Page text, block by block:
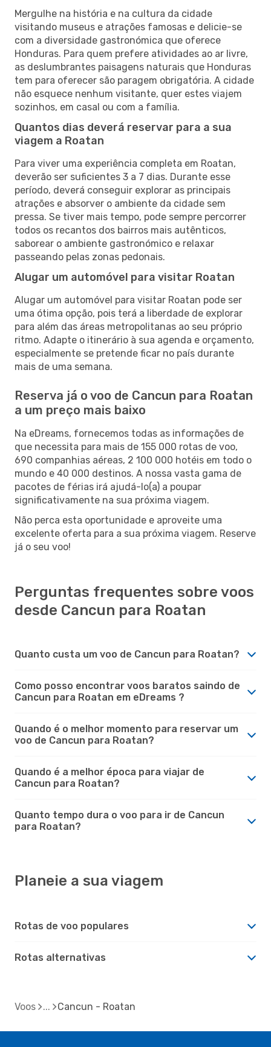
Mergulhe na história e na cultura da cidade
visitando museus e atrações famosas e delicie-se
com a diversidade gastronómica que oferece
Honduras. Para quem prefere atividades ao ar livre,
as deslumbrantes paisagens naturais que Honduras
tem para oferecer são paragem obrigatória. A cidade
não esquece nenhum visitante, quer estes viajem
sozinhos, em casal ou com a família.
Quantos dias deverá reservar para a sua
viagem a Roatan
Para viver uma experiência completa em Roatan,
deverão ser suficientes 3 a 7 dias. Durante esse
período, deverá conseguir explorar as principais
atrações e absorver o ambiente da cidade sem
pressa. Se tiver mais tempo, pode sempre percorrer
todos os recantos dos bairros mais autênticos,
saborear o ambiente gastronómico e relaxar
passeando pelas zonas pedonais.
Alugar um automóvel para visitar Roatan
Alugar um automóvel para visitar Roatan pode ser
uma ótima opção, pois terá a liberdade de explorar
para além das áreas metropolitanas ao seu próprio
ritmo. Adapte o itinerário à sua agenda e orçamento,
especialmente se pretende ficar no país durante
mais de uma semana.
Reserva já o voo de Cancun para Roatan
a um preço mais baixo
Na eDreams, fornecemos todas as informações de
que necessita para mais de 155 000 rotas de voo,
690 companhias aéreas, 2 100 000 hotéis em todo o
mundo e 40 000 destinos. A nossa vasta gama de
pacotes de férias irá ajudá-lo(a) a poupar
significativamente na sua próxima viagem.
Não perca esta oportunidade e aproveite uma
excelente oferta para a sua próxima viagem. Reserve
já o seu voo!
Perguntas frequentes sobre voos
desde Cancun para Roatan
Quanto custa um voo de Cancun para Roatan?
Como posso encontrar voos baratos saindo de
Cancun para Roatan em eDreams ?
Quando é o melhor momento para reservar um
voo de Cancun para Roatan?
Quando é a melhor época para viajar de
Cancun para Roatan?
Quanto tempo dura o voo para ir de Cancun
para Roatan?
Planeie a sua viagem
Rotas de voo populares
Rotas alternativas
Voos Cancun - Roatan